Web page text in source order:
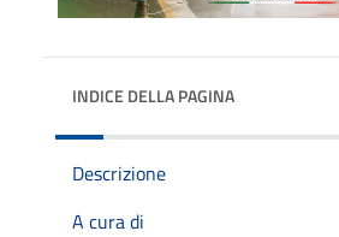
INDICE DELLA PAGINA
Descrizione
A cura di